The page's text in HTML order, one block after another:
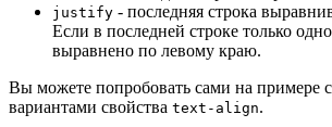
justify - последняя строка
Если в последней строке только
выравнено по левому краю.
Вы можете попробовать сами на примере
вариантами свойства text-align.